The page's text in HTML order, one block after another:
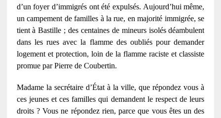
d’un foyer d’immigrés ont été expulsés. Aujourd’hui même,
un campement de familles à la rue, en majorité immigrée, se
tient à Bastille ; des centaines de mineurs isolés déambulent
dans les rues avec la flamme des oubliés pour demander
logement et protection, loin de la flamme raciste et classiste
promue par Pierre de Coubertin.
Madame la secrétaire d’État à la ville, que répondez vous à
ces jeunes et ces familles qui demandent le respect de leurs
droits ? Vous ne répondez rien, parce que vous êtes un des